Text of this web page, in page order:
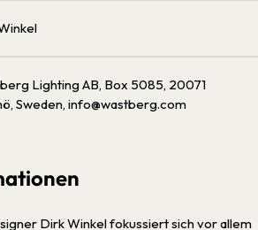
Lighting AB, Box 5085, 20071
Sweden, info@wastberg.com
Dirk Winkel fokussiert sich vor allem